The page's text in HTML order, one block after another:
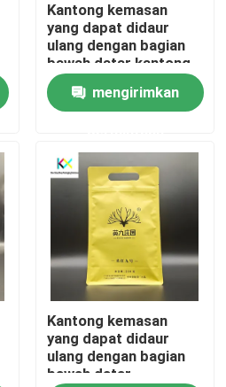
dapat dikompos
Kantong kemasan
yang dapat didaur
ulang dengan bagian
bawah datar kantong
kopi berdiri
mengirimkan
Kantong kemasan
yang dapat didaur
ulang dengan bagian
bawah datar